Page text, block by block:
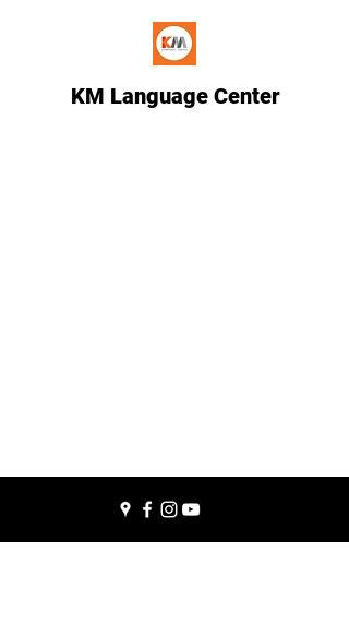
KM Language Center